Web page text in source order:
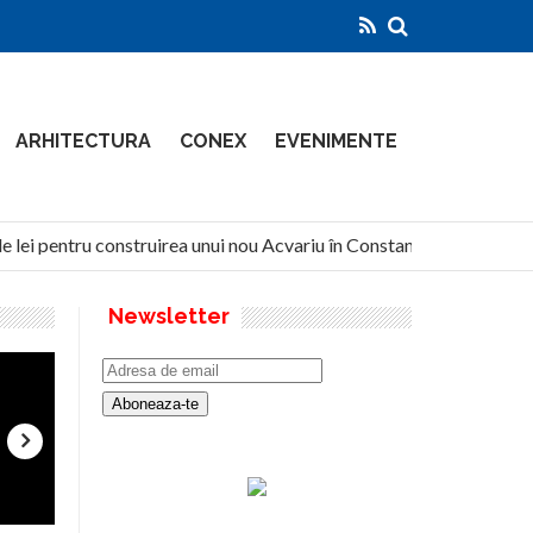
ARHITECTURA CONEX EVENIMENTE
pentru construirea unui nou Acvariu în Constanța
Newsletter